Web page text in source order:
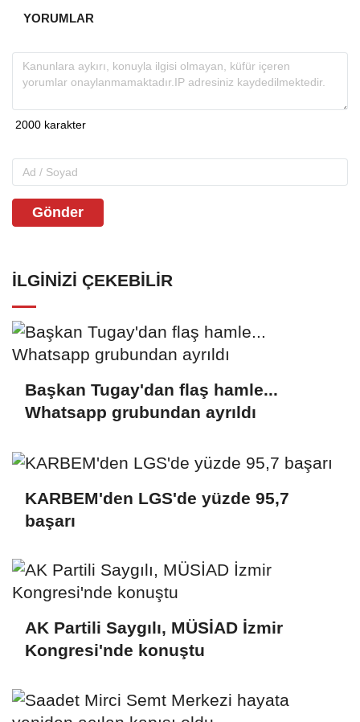
YORUMLAR
Gönder
İLGINIZI ÇEKEBILIR
Başkan Tugay'dan flaş hamle...
Whatsapp grubundan ayrıldı
KARBEM'den LGS'de yüzde 95,7
başarı
AK Partili Saygılı, MÜSİAD İzmir
Kongresi'nde konuştu